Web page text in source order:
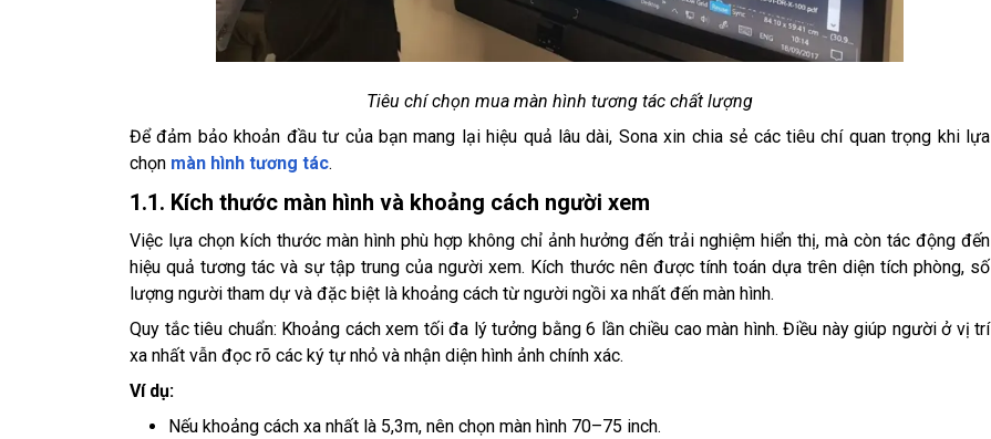
Tiêu chí chọn mua màn hình tương tác chất lượng
Để đảm bảo khoản đầu tư của bạn mang lại hiệu quả lâu dài, Sona xin chia sẻ các tiêu chí quan trọng khi lựa
chọn màn hình tương tác.
1.1. Kích thước màn hình và khoảng cách người xem
Việc lựa chọn kích thước màn hình phù hợp không chỉ ảnh hưởng đến trải nghiệm hiển thị, mà còn tác động đến
hiệu quả tương tác và sự tập trung của người xem. Kích thước nên được tính toán dựa trên diện tích phòng, số
lượng người tham dự và đặc biệt là khoảng cách từ người ngồi xa nhất đến màn hình.
Quy tắc tiêu chuẩn: Khoảng cách xem tối đa lý tưởng bằng 6 lần chiều cao màn hình. Điều này giúp người ở vị trí
xa nhất vẫn đọc rõ các ký tự nhỏ và nhận diện hình ảnh chính xác.
Ví dụ:
Nếu khoảng cách xa nhất là 5,3m, nên chọn màn hình 70–75 inch.